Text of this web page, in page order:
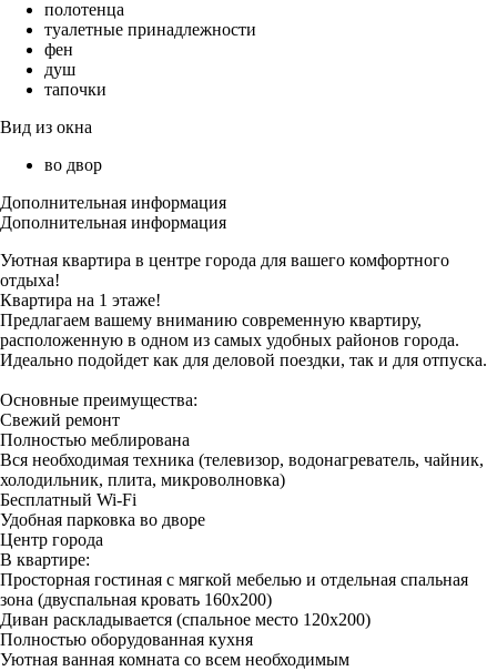
полотенца
туалетные принадлежности
фен
душ
тапочки
Вид из окна
во двор
Дополнительная информация
Дополнительная информация
Уютная квартира в центре города для вашего комфортного
отдыха!
Квартира на 1 этаже!
Предлагаем вашему вниманию современную квартиру,
расположенную в одном из самых удобных районов города.
Идеально подойдет как для деловой поездки, так и для отпуска.
Основные преимущества:
Свежий ремонт
Полностью меблирована
Вся необходимая техника (телевизор, водонагреватель, чайник,
холодильник, плита, микроволновка)
Бесплатный Wi-Fi
Удобная парковка во дворе
Центр города
В квартире:
Просторная гостиная с мягкой мебелью и отдельная спальная
зона (двуспальная кровать 160х200)
Диван раскладывается (спальное место 120х200)
Полностью оборудованная кухня
Уютная ванная комната со всем необходимым